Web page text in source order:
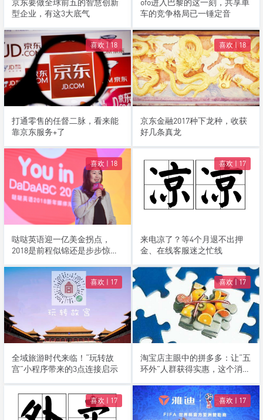
京东要做全球前五的智慧创新
型企业，有这3大底气
ofo进入巴黎的这一刻，共享单
车的竞争格局已一锤定音
喜欢 |18
打通零售的任督二脉，看来能
靠京东服务+了
喜欢 | 18
京东金融2017种下龙种，收获
好几条真龙
喜欢 | 18
哒哒英语迎一亿美金拐点，
2018是前程似锦还是步步惊
喜欢 | 17
来电凉了？等4个月退不出押
金、在线客服迷之忙线
喜欢 | 17
全域旅游时代来临！“玩转故
宫”小程序带来的3点连接启示
喜欢 |17
淘宝店主眼中的拼多多：让“五
环外”人群获得实惠，这个消费
喜欢 | 17 喜欢 | 17